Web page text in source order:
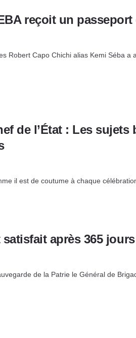
reçoit un
Robert Capo Chichi alias Kemi Séba a
de l’État : Les sujets
il est de coutume à chaque
après 365
de la Patrie le Général de